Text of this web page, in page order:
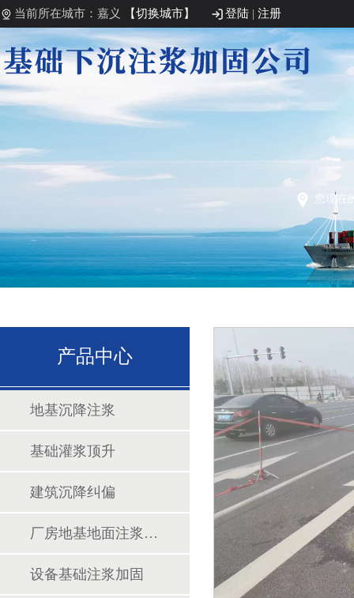
当前所在城市：嘉义 【切换城市】 登陆 | 注册
您现在
产品中心
地基沉降注浆
基础灌浆顶升
建筑沉降纠偏
厂房地基地面注浆加固
设备基础注浆加固